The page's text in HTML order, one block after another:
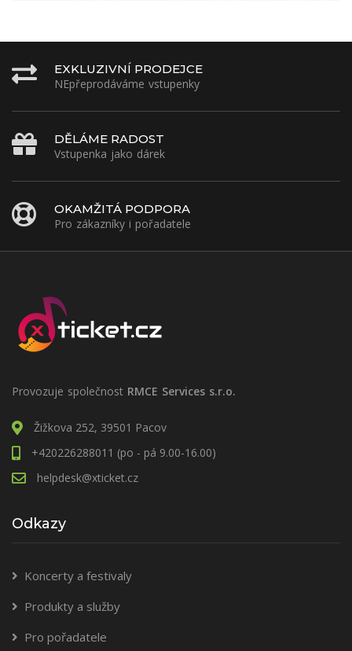
EXKLUZIVNÍ PRODEJCE
NEpřeprodáváme vstupenky
DĚLÁME RADOST
Vstupenka jako dárek
OKAMŽITÁ PODPORA
Pro zákazníky i pořadatele
Provozuje společnost RMCE Services s.r.o.
Žižkova 252, 39501 Pacov
+420226288011 (po - pá 9.00-16.00)
helpdesk@xticket.cz
Odkazy
Koncerty a festivaly
Produkty a služby
Pro pořadatele